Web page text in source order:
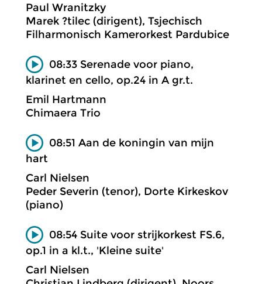
Paul Wranitzky
Marek ?tilec (dirigent), Tsjechisch
Filharmonisch Kamerorkest Pardubice
08:33 Serenade voor piano,
klarinet en cello, op.24 in A gr.t.
Emil Hartmann
Chimaera Trio
08:51 Aan de koningin van mijn
hart
Carl Nielsen
Peder Severin (tenor), Dorte Kirkeskov
(piano)
08:54 Suite voor strijkorkest FS.6,
op.1 in a kl.t., 'Kleine suite'
Carl Nielsen